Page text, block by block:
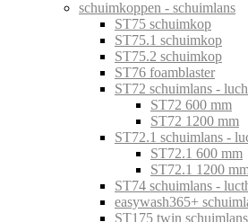
schuimkoppen - schuimlans
ST75 schuimkop
ST75.1 schuimkop
ST75.2 schuimkop
ST76 foamblaster
ST72 schuimlans -
ST72 600 mm
ST72 1200 mm
ST72.1 schuimlans -
ST72.1 600 mm
ST72.1 1200
ST74 schuimlans -
easywash365+
ST175 twin schuimlans